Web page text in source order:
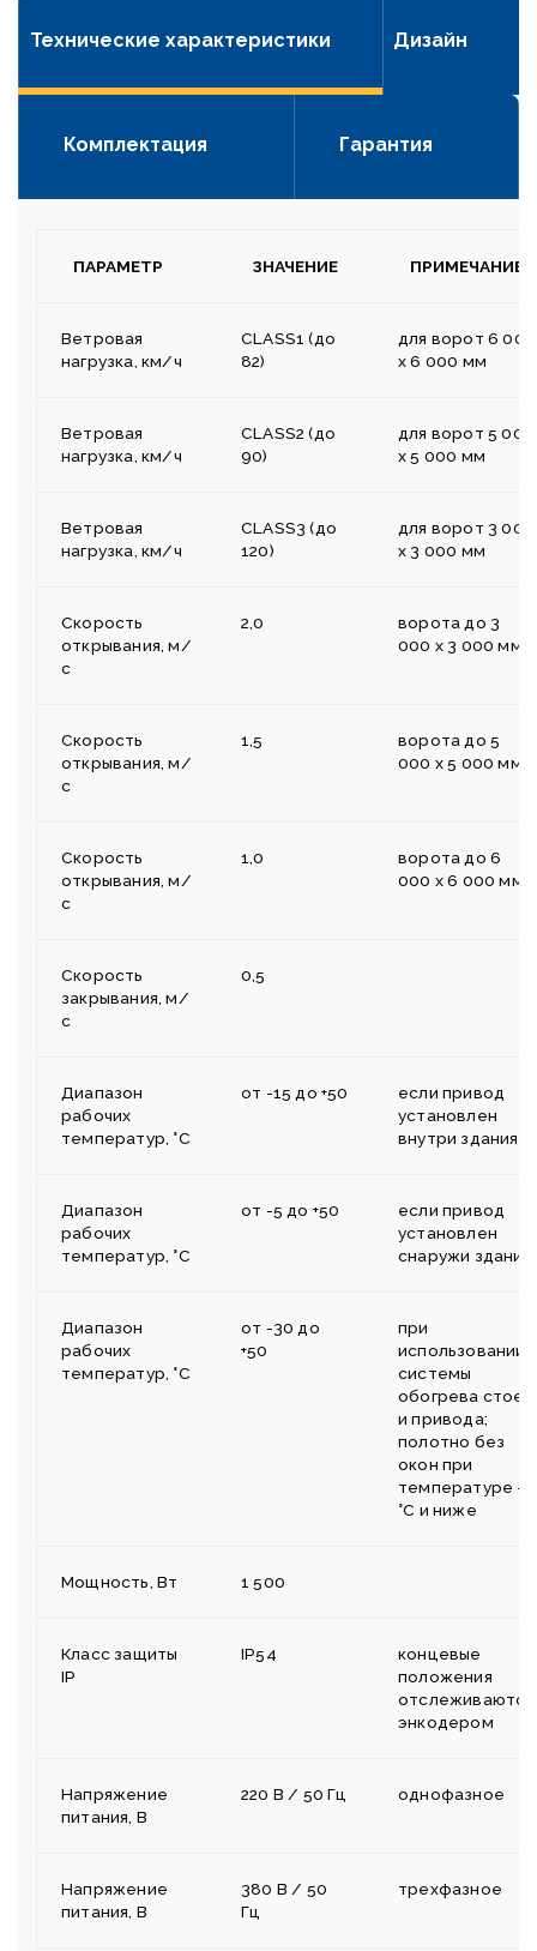
Технические характеристики Дизайн
Комплектация Гарантия
ПАРАМЕТР ЗНАЧЕНИЕ ПРИМЕЧАНИЕ
Ветровая
нагрузка, км/ч
CLASS1 (до
82)
для ворот 6 000
х 6 000 мм
Ветровая
нагрузка, км/ч
CLASS2 (до
90)
для ворот 5 000
х 5 000 мм
Ветровая
нагрузка, км/ч
CLASS3 (до
120)
для ворот 3 000
х 3 000 мм
Скорость
открывания, м/
с
2,0
ворота до 3
000 х 3 000 мм
Скорость
открывания, м/
с
1,5
ворота до 5
000 х 5 000 мм
Скорость
открывания, м/
с
1,0
ворота до 6
000 х 6 000 мм
Скорость
закрывания, м/
с
0,5
Диапазон
рабочих
температур, °С
от -15 до +50
если привод
установлен
внутри здания
Диапазон
рабочих
температур, °С
от -5 до +50
если привод
установлен
снаружи здания
Диапазон
рабочих
температур, °С
от -30 до
+50
при
использовании
системы
обогрева стоек
и привода;
полотно без
окон при
температуре -5
°C и ниже
Мощность, Вт 1 500
Класс защиты
IP
IP54
концевые
положения
отслеживаются
энкодером
Напряжение
питания, В
220 В / 50 Гц однофазное
Напряжение
питания, В
380 В / 50
Гц
трехфазное